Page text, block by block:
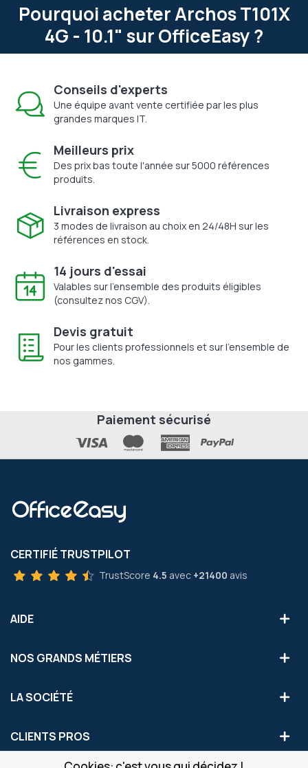
Pourquoi acheter Archos T101X
4G - 10.1" sur OfficeEasy ?
Conseils d'experts
Une équipe avant vente certifiée par les plus
grandes marques IT.
Meilleurs prix
Des prix bas toute l'année sur 5000 références
produits.
Livraison express
3 modes de livraison au choix en 24/48H sur les
références en stock.
14 jours d'essai
Valables sur l'ensemble des produits éligibles
(consultez nos CGV).
Devis gratuit
Pour les clients professionnels et sur l'ensemble de
nos gammes.
Paiement sécurisé
CERTIFIÉ TRUSTPILOT
TrustScore 4.5 avec +21400 avis
AIDE
NOS GRANDS MÉTIERS
LA SOCIÉTÉ
CLIENTS PROS